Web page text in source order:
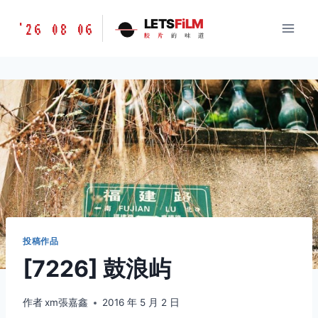
胶
味
道
LETSFILM
'26 08 06 LETSFiLM
胶 片 的 味 道
投稿作品
[7226] 鼓浪屿
作者xm張嘉鑫 2016 年 5 月 2 日